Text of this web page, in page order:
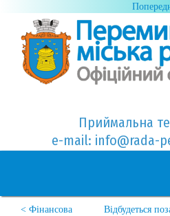
Приймальна
e-mail: info@rada-
Відбудеться
< Фінансова